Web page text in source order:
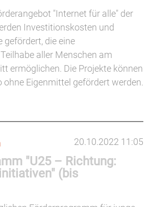
"Internet für alle" der
Investitionskosten und
gefördert, die eine
aller Menschen am
ermöglichen. Die Projekte können
ohne Eigenmittel gefördert werden.
20.10.2022 11:05
"U25 – Richtung:
(bis